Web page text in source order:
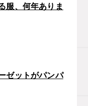
服、何年ありま
ゼットがパンパ